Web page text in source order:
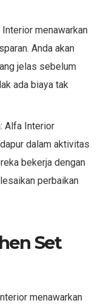
Interior menawarkan
Anda akan
jelas sebelum
ada biaya tak
: Alfa Interior
dalam aktivitas
bekerja dengan
perbaikan
Set
menawarkan